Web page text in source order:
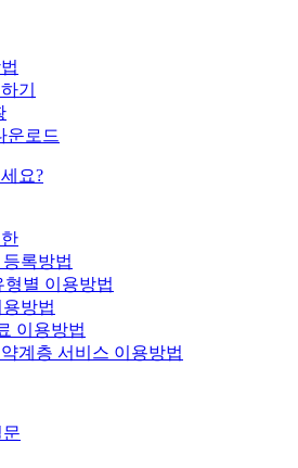
기
운로드
요?
록방법
형별 이용방법
방법
이용방법
계층 서비스 이용방법